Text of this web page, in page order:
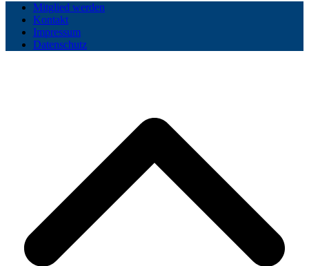
Mitglied werden
Kontakt
Impressum
Datenschutz